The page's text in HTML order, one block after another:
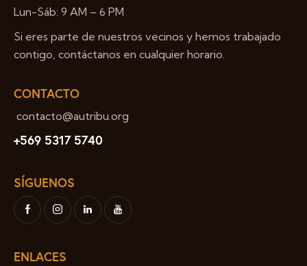
Lun-Sáb: 9 AM – 6 PM
Si eres parte de nuestros vecinos y hemos trabajado
contigo, contáctanos en cualquier horario.
CONTACTO
contacto@autribu.org
+569 5317 5740
SÍGUENOS
ENLACES